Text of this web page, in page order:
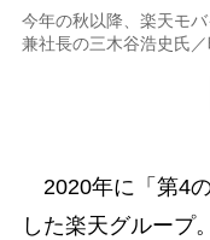
今年の秋以降、楽天モ
兼社長の三木谷浩史氏／
2020年に「第4
した楽天グループ